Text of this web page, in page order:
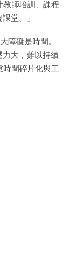
教師培訓、課程
堂。」
障礙是時間。
力大，難以持續
時間碎片化與工